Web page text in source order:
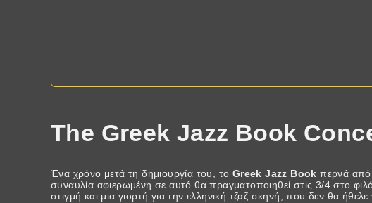
The Greek Jazz Book
Ένα χρόνο μετά τη δημιουργία του, το Greek Jazz Book περνά
συναυλία αφιερωμένη σε αυτό θα πραγματοποιηθεί στις 3/4 στο
στιγμή και μια γιορτή για την ελληνική τζαζ σκηνή, που δεν θα ήθελε